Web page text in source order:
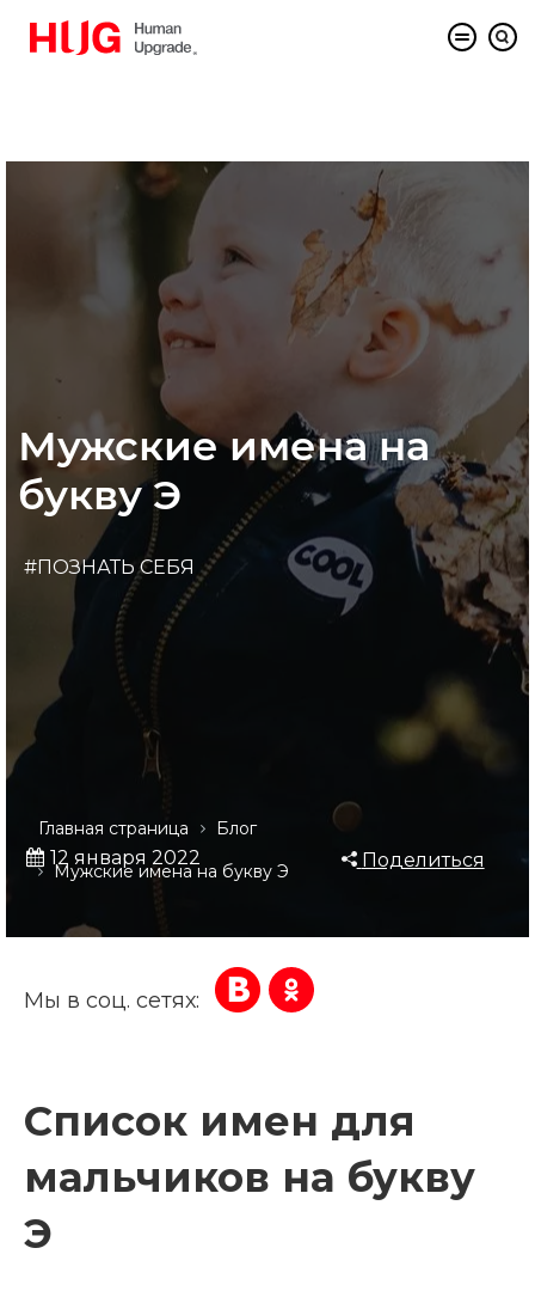
Главная страница
Блог
Мужские имена на букву Э
Мужские имена на
букву Э
#ПОЗНАТЬ СЕБЯ
12 января 2022 Поделиться
Мы в соц. сетях:
Список имен для
мальчиков на букву
Э